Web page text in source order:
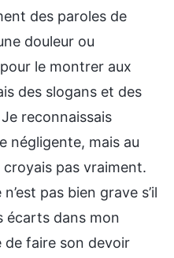
des paroles de
douleur ou
le montrer aux
des slogans et des
reconnaissais
négligente, mais au
pas vraiment.
pas bien grave s’il
écarts dans mon
de faire son devoir